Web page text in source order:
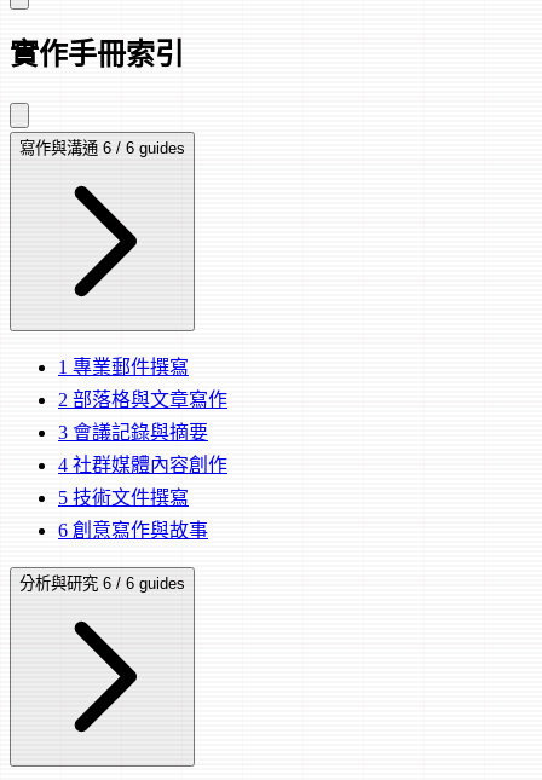
實作手冊索引
寫作與溝通 6 / 6 guides
1 專業郵件撰寫
2 部落格與文章寫作
3 會議記錄與摘要
4 社群媒體內容創作
5 技術文件撰寫
6 創意寫作與故事
分析與研究 6 / 6 guides